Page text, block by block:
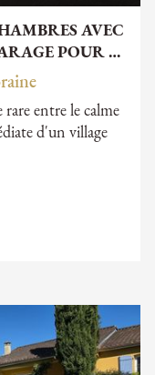
AVEC
POUR …
entre le calme
d'un village